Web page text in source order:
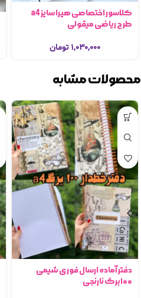
کلاسور اختصاصی هیرا سایز a4
طرح ریاضی میقولی
۱,۰۳۰,۰۰۰ تومان
محصولات مشابه
دفتر آماده ارسال فوری شیمی
۱۰۰برگ نارنجی